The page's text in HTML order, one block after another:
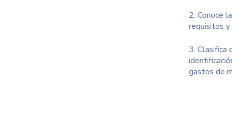
2. Conoce
requisitos y
3. Clasifica
gastos de